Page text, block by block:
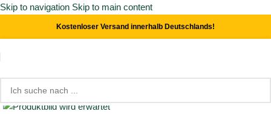
Skip to navigation Skip to main content
Kostenloser Versand innerhalb Deutschlands!
Start/ Geschichte
Click to enlarge